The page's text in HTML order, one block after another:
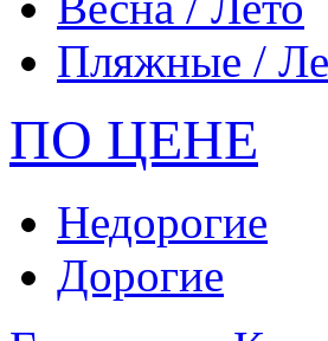
Пляжные /
ПО ЦЕНЕ
Недорогие
Дорогие